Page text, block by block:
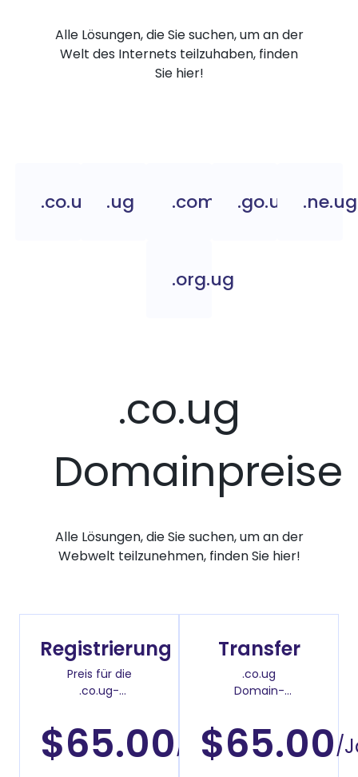
Alle Lösungen, die Sie suchen, um an der
Welt des Internets teilzuhaben, finden
Sie hier!
.co.ug .ug .com.ug.go.ug .ne.ug
.org.ug
.co.ug
Domainpreise
Alle Lösungen, die Sie suchen, um an der
Webwelt teilzunehmen, finden Sie hier!
Registrierung
Preis für die
.co.ug-
$65.00/Jahr
Transfer
.co.ug
Domain-
$65.00/